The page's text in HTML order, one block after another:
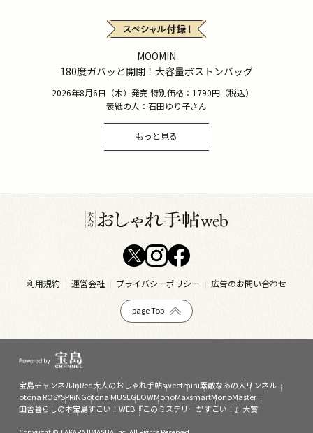
MOOMIN
180度ガバッと開閉！大容量ボストンバッグ
2026年8月6日（木）発売 特別価格：1790円（税込）
表紙の人：石田ゆり子さん
もっと見る
利用規約 運営会社 プライバシーポリシー 広告のお問い合わせ
page Top
宝島チャンネルInRed大人のおしゃれ手帖sweetmini素敵なあの人リンネル
otona ROSYSPRiNGotona MUSEGLOWMonoMaxsmartMonoMaster
田舎暮らしの本宝島すごい！WEB『このミステリーがすごい！』大賞